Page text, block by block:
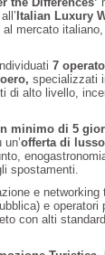
all’ Italian Luxury
mercato
7
specializzati
di alto livello,
minimo di 5
offerta di lusso
spostamenti.
e networking
e operatori
con alti